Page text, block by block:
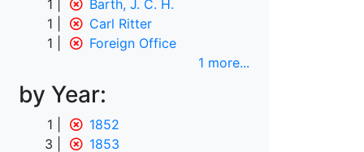
1
Barth, J. C. H.
1
Carl Ritter
1
Foreign Office
1 more...
by Year:
1
1852
3
1853